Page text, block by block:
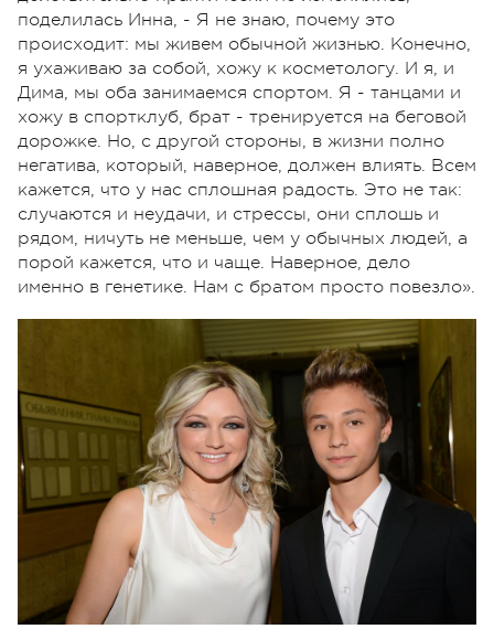
поделилась Инна, - Я не знаю, почему это
происходит: мы живем обычной жизнью. Конечно,
я ухаживаю за собой, хожу к косметологу. И я, и
Дима, мы оба занимаемся спортом. Я - танцами и
хожу в спортклуб, брат - тренируется на беговой
дорожке. Но, с другой стороны, в жизни полно
негатива, который, наверное, должен влиять. Всем
кажется, что у нас сплошная радость. Это не так:
случаются и неудачи, и стрессы, они сплошь и
рядом, ничуть не меньше, чем у обычных людей, а
порой кажется, что и чаще. Наверное, дело
именно в генетике. Нам с братом просто повезло».